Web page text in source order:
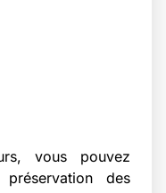
vous pouvez
des